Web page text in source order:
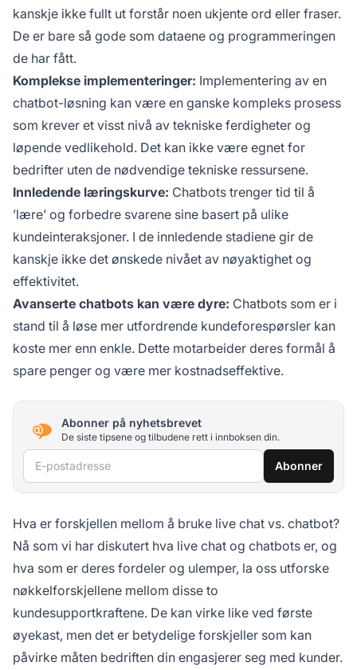
kanskje ikke fullt ut forstår noen ukjente ord eller fraser.
De er bare så gode som dataene og programmeringen
de har fått.
Komplekse implementeringer: Implementering av en
chatbot-løsning kan være en ganske kompleks prosess
som krever et visst nivå av tekniske ferdigheter og
løpende vedlikehold. Det kan ikke være egnet for
bedrifter uten de nødvendige tekniske ressursene.
Innledende læringskurve: Chatbots trenger tid til å
’lære’ og forbedre svarene sine basert på ulike
kundeinteraksjoner. I de innledende stadiene gir de
kanskje ikke det ønskede nivået av nøyaktighet og
effektivitet.
Avanserte chatbots kan være dyre: Chatbots som er i
stand til å løse mer utfordrende kundeforespørsler kan
koste mer enn enkle. Dette motarbeider deres formål å
spare penger og være mer kostnadseffektive.
Abonner på nyhetsbrevet
De siste tipsene og tilbudene rett i innboksen din.
E-postadresse Abonner
Hva er forskjellen mellom å bruke live chat vs. chatbot?
Nå som vi har diskutert hva live chat og chatbots er, og
hva som er deres fordeler og ulemper, la oss utforske
nøkkelforskjellene mellom disse to
kundesupportkraftene. De kan virke like ved første
øyekast, men det er betydelige forskjeller som kan
påvirke måten bedriften din engasjerer seg med kunder.